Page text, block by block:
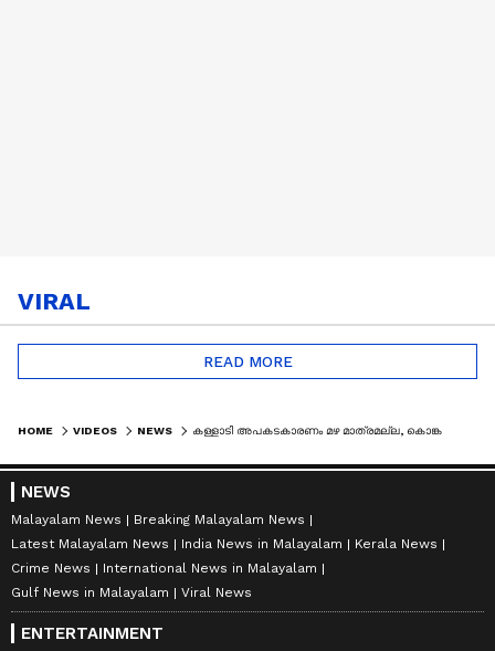
VIRAL
READ MORE
HOME VIDEOS NEWS
NEWS
Malayalam News
Breaking Malayalam News
Latest Malayalam News
India News in Malayalam
Kerala News
Crime News
International News in Malayalam
Gulf News in Malayalam
Viral News
ENTERTAINMENT